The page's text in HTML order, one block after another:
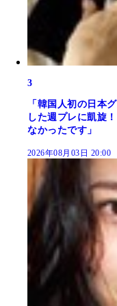
3
「韓国人初の日本
した週プレに凱旋
なかったです」
2026年08月03日 20:00